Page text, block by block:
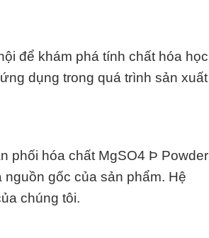
để khám phá tính chất hóa học
dụng trong quá trình sản xuất
phối hóa chất MgSO4 Þ Powder
gốc của sản phẩm. Hệ
chúng tôi.